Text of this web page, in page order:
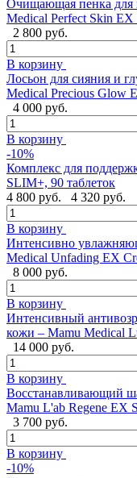
Очищающая пенка для
Medical Perfect Skin EX
2 800 руб.
В корзину
Лосьон для сияния и
Medical Precious Glow
4 000 руб.
В корзину
-10%
Комплекс для
SLIM+, 90 таблеток
4 800 руб.
4 320 руб.
В корзину
Интенсивно
Medical Unfading EX
8 000 руб.
В корзину
Интенсивный
кожи – Mamu Medical
14 000 руб.
В корзину
Восстанавливающий
Mamu L'ab Regene EX
3 700 руб.
В корзину
-10%